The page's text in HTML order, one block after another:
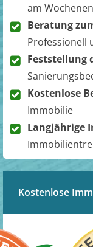
am
Beratung
Professionell
Feststellung
Kostenlose
Immobilie
Langjährige
Kostenlose